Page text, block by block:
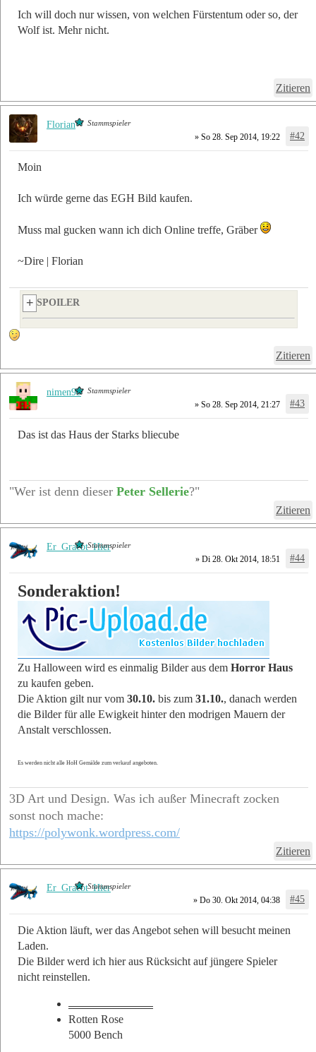
Ich will doch nur wissen, von welchen Fürstentum oder so, der
Wolf ist. Mehr nicht.
Zitieren
» So 28. Sep 2014, 19:22 #42
Moin
Ich würde gerne das EGH Bild kaufen.
Muss mal gucken wann ich dich Online treffe, Gräber
~Dire | Florian
SPOILER
Zitieren
Florian Stammspieler
» So 28. Sep 2014, 21:27 #43
Das ist das Haus der Starks bliecube
"Wer ist denn dieser Peter Sellerie?"
Zitieren
nimen99 Stammspieler
» Di 28. Okt 2014, 18:51 #44
Sonderaktion!
Zu Halloween wird es einmalig Bilder aus dem Horror Haus
zu kaufen geben.
Die Aktion gilt nur vom 30.10. bis zum 31.10., danach werden
die Bilder für alle Ewigkeit hinter den modrigen Mauern der
Anstalt verschlossen.
Es werden nicht alle HoH Gemälde zum verkauf angeboten.
3D Art und Design. Was ich außer Minecraft zocken
sonst noch mache:
https://polywonk.wordpress.com/
Zitieren
Er_Graebt_Hier
Stammspieler
» Do 30. Okt 2014, 04:38 #45
Die Aktion läuft, wer das Angebot sehen will besucht meinen
Laden.
Die Bilder werd ich hier aus Rücksicht auf jüngere Spieler
nicht reinstellen.
______________________________
Rotten Rose
5000 Bench
Er_Graebt_Hier
Stammspieler